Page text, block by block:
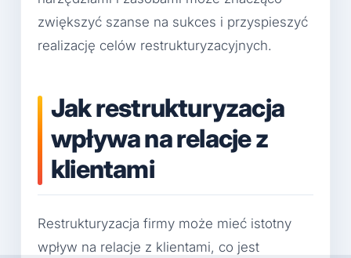
zwiększyć szanse na sukces i przyspieszyć
realizację celów restrukturyzacyjnych.
Jak restrukturyzacja
wpływa na relacje z
klientami
Restrukturyzacja firmy może mieć istotny
wpływ na relacje z klientami, co jest